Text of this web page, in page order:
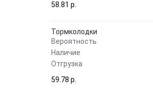
58.81 p.
Тормколодки
Вероятность
Наличие
Отгрузка
59.78 p.